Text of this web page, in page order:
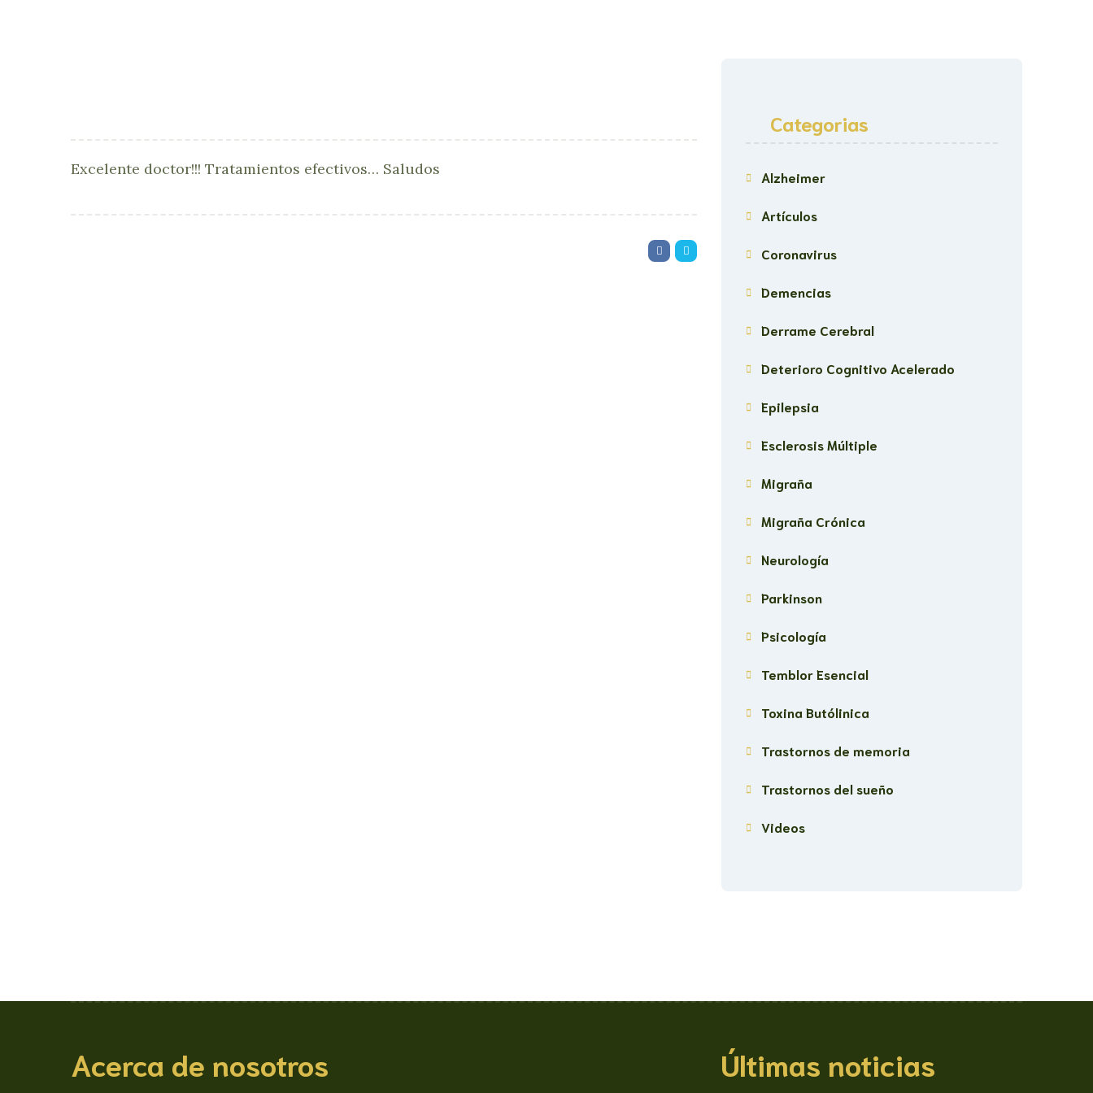
Excelente doctor!!! Tratamientos efectivos… Saludos
Categorias
Alzheimer
Artículos
Coronavirus
Demencias
Derrame Cerebral
Deterioro Cognitivo Acelerado
Epilepsia
Esclerosis Múltiple
Migraña
Migraña Crónica
Neurología
Parkinson
Psicología
Temblor Esencial
Toxina Butólinica
Trastornos de memoria
Trastornos del sueño
Videos
Acerca de nosotros Últimas noticias